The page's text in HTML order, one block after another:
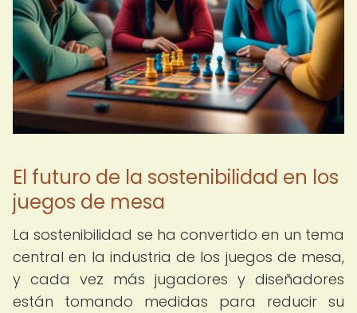
El futuro de la sostenibilidad en los
juegos de mesa
La sostenibilidad se ha convertido en un tema
central en la industria de los juegos de mesa,
y cada vez más jugadores y diseñadores
están tomando medidas para reducir su